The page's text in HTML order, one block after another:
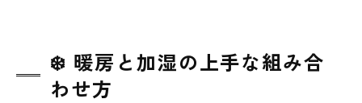
❄️ 暖房と加湿の上手な組み合
わせ方